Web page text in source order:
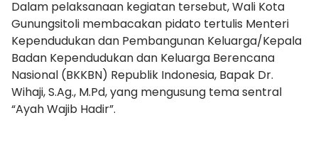
Dalam pelaksanaan kegiatan tersebut, Wali Kota
Gunungsitoli membacakan pidato tertulis Menteri
Kependudukan dan Pembangunan Keluarga/Kepala
Badan Kependudukan dan Keluarga Berencana
Nasional (BKKBN) Republik Indonesia, Bapak Dr.
Wihaji, S.Ag., M.Pd, yang mengusung tema sentral
“Ayah Wajib Hadir”.